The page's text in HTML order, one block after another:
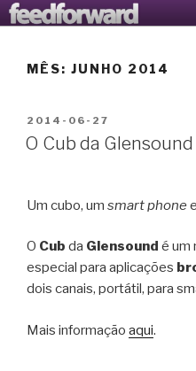
Saltar
para
conteúdo
AVANTOOLS
O Blogue da Avantools Lda
MÊS: JUNHO 2014
PUBLICADO
EM
2014-06-27
O Cub da Glensound
Um cubo, um smart phone
O Cub da Glensound é um
especial para aplicações
dois canais, portátil, para
Mais informação aqui.